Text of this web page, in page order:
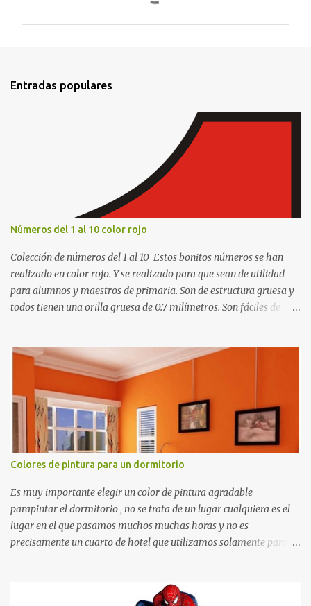
t
Entradas populares
Números del 1 al 10 color rojo
Colección de números del 1 al 10 Estos bonitos números se han
realizado en color rojo. Y se realizado para que sean de utilidad
para alumnos y maestros de primaria. Son de estructura gruesa y
todos tienen una orilla gruesa de 0.7 milímetros. Son fáciles de
matemáticos, para decorar los cumpleaños de los niños, entre
otras cosas.
Colores de pintura para un dormitorio
Es muy importante elegir un color de pintura agradable
parapintar el dormitorio , no se trata de un lugar cualquiera es el
lugar en el que pasamos muchos muchas horas y no es
precisamente un cuarto de hotel que utilizamos solamente para
cómodo y también para nuestra vista. Te mostramos algunas